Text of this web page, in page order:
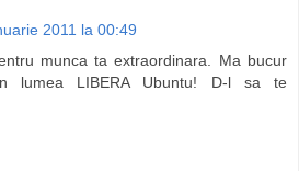
2011 la 00:49
munca ta extraordinara. Ma bucur
lumea LIBERA Ubuntu! D-l sa te